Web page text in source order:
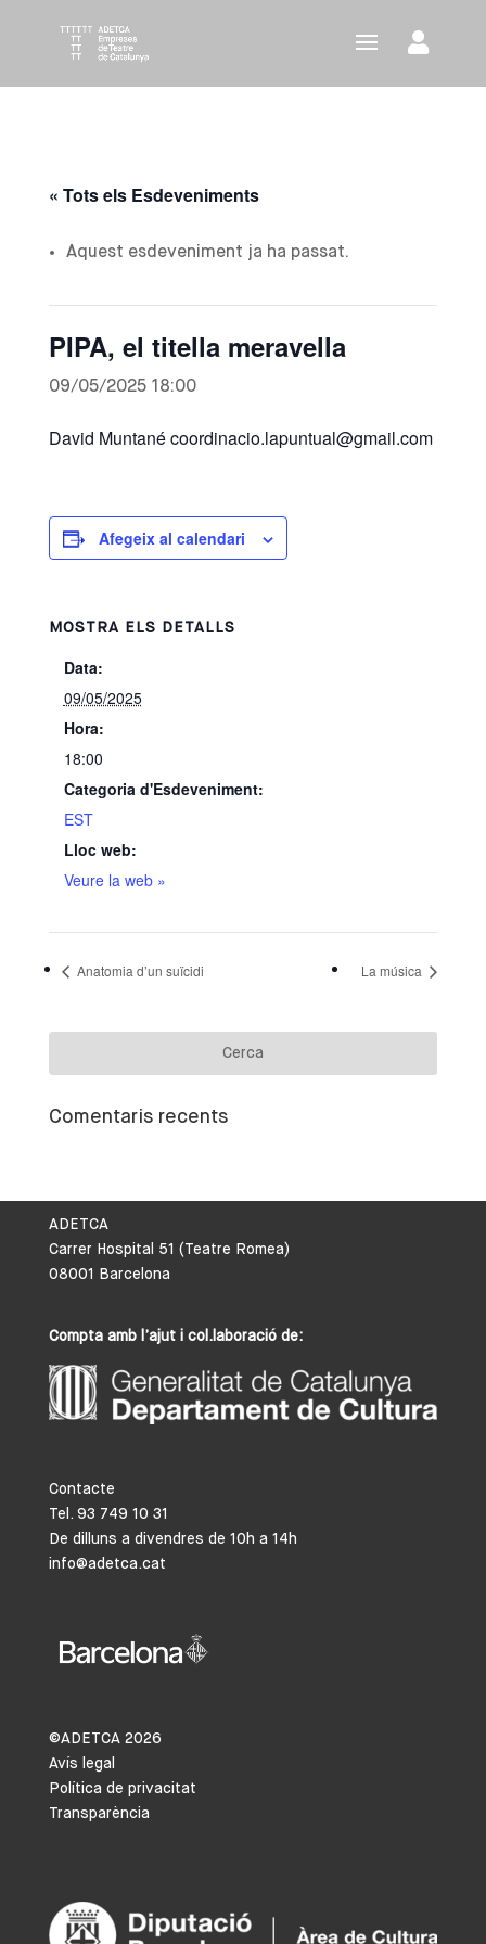
« Tots els Esdeveniments
Aquest esdeveniment ja ha passat.
PIPA, el titella meravella
09/05/2025 18:00
David Muntané coordinacio.lapuntual@gmail.com
Afegeix al calendari
MOSTRA ELS DETALLS
Data:
09/05/2025
Hora:
18:00
Categoria d'Esdeveniment:
EST
Lloc web:
Veure la web »
Anatomia d’un suïcidi La música
Comentaris recents
ADETCA
Carrer Hospital 51 (Teatre Romea)
08001 Barcelona
Compta amb l’ajut i col.laboració de:
Contacte
Tel. 93 749 10 31
De dilluns a divendres de 10h a 14h
info@adetca.cat
©ADETCA 2026
Avís legal
Política de privacitat
Transparència